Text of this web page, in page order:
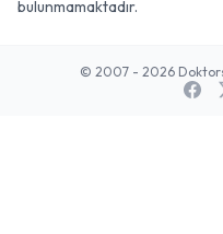
bulunmamaktadır.
© 2007 - 2026